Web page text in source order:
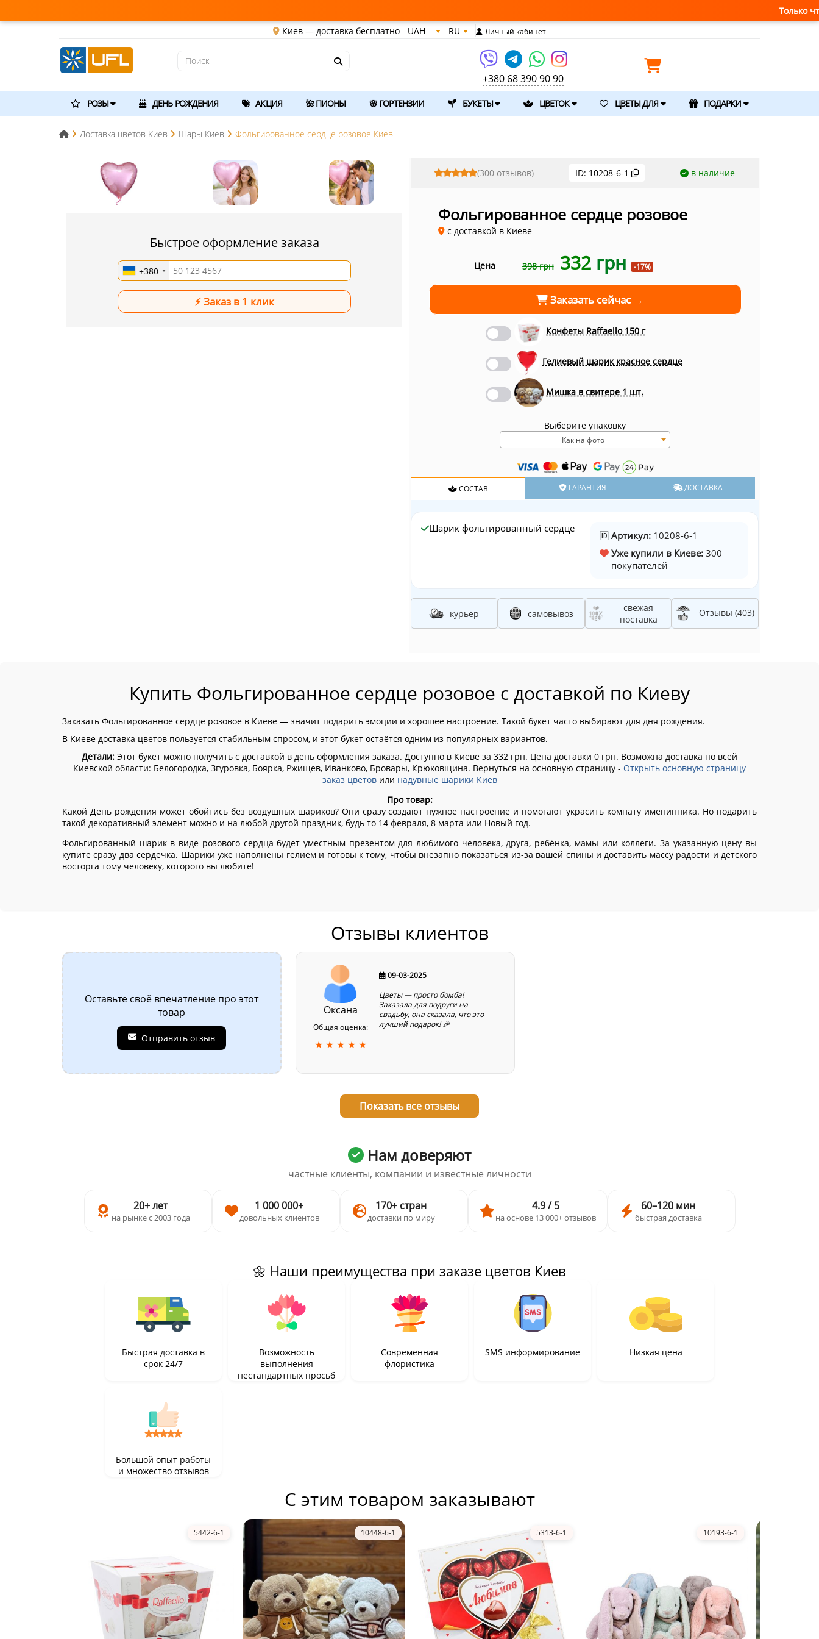
Только что получили
Киев — доставка бесплатно UAH RU Личный кабинет
+380 68 390 90 90
РОЗЫ ДЕНЬ РОЖДЕНИЯ АКЦИЯ 🌺 ПИОНЫ 🌸 ГОРТЕНЗИИ БУКЕТЫ ЦВЕТОК ЦВЕТЫ ДЛЯ ПОДАРКИ
Доставка цветов Киев Шары Киев Фольгированное сердце розовое Киев
Быстрое оформление заказа
+380
(300 отзывов) ID: 10208-6-1 в наличие
Фольгированное сердце розовое
c доставкой в Киеве
Цена 398 грн 332 грн -17%
Заказать сейчас →
Конфеты Raffaello 150 г
Гелиевый шарик красное сердце
Мишка в свитере 1 шт.
Выберите упаковку
Как на фото
СОСТАВ ГАРАНТИЯ ДОСТАВКА
Шарик фольгированный сердце
🆔 Артикул: 10208-6-1
Уже купили в Киеве: 300
покупателей
курьер самовывоз
свежая
поставка
Отзывы (403)
Купить Фольгированное сердце розовое с доставкой по Киеву
Заказать Фольгированное сердце розовое в Киеве — значит подарить эмоции и хорошее настроение. Такой букет часто выбирают для дня рождения.
В Киеве доставка цветов пользуется стабильным спросом, и этот букет остаётся одним из популярных вариантов.
Детали: Этот букет можно получить с доставкой в день оформления заказа. Доступно в Киеве за 332 грн. Цена доставки 0 грн. Возможна доставка по всей
Киевской области: Белогородка, Згуровка, Боярка, Ржищев, Иванково, Бровары, Крюковщина. Вернуться на основную страницу - Открыть основную страницу
заказ цветовили надувные шарики Киев
Про товар:
Какой День рождения может обойтись без воздушных шариков? Они сразу создают нужное настроение и помогают украсить комнату именинника. Но подарить
такой декоративный элемент можно и на любой другой праздник, будь то 14 февраля, 8 марта или Новый год.
Фольгированный шарик в виде розового сердца будет уместным презентом для любимого человека, друга, ребёнка, мамы или коллеги. За указанную цену вы
купите сразу два сердечка. Шарики уже наполнены гелием и готовы к тому, чтобы внезапно показаться из-за вашей спины и доставить массу радости и детского
восторга тому человеку, которого вы любите!
Отзывы клиентов
Оставьте своё впечатление про этот
товар
Отправить отзыв
Оксана
Общая оценка:
★ ★ ★ ★ ★
09-03-2025
Цветы — просто бомба!
Заказала для подруги на
свадьбу, она сказала, что это
лучший подарок! 🎉
Показать все отзывы
Нам доверяют
частные клиенты, компании и известные личности
20+ лет
на рынке с 2003 года
1 000 000+
довольных клиентов
170+ стран
доставки по миру
4.9 / 5
на основе 13 000+ отзывов
60–120 мин
быстрая доставка
🌼 Наши преимущества при заказе цветов Киев
Быстрая доставка в
срок 24/7
Возможность
выполнения
нестандартных просьб
Современная
флористика
SMS информирование Низкая цена
Большой опыт работы
и множество отзывов
С этим товаром заказывают
5442-6-1 10448-6-1 5313-6-1 10193-6-1